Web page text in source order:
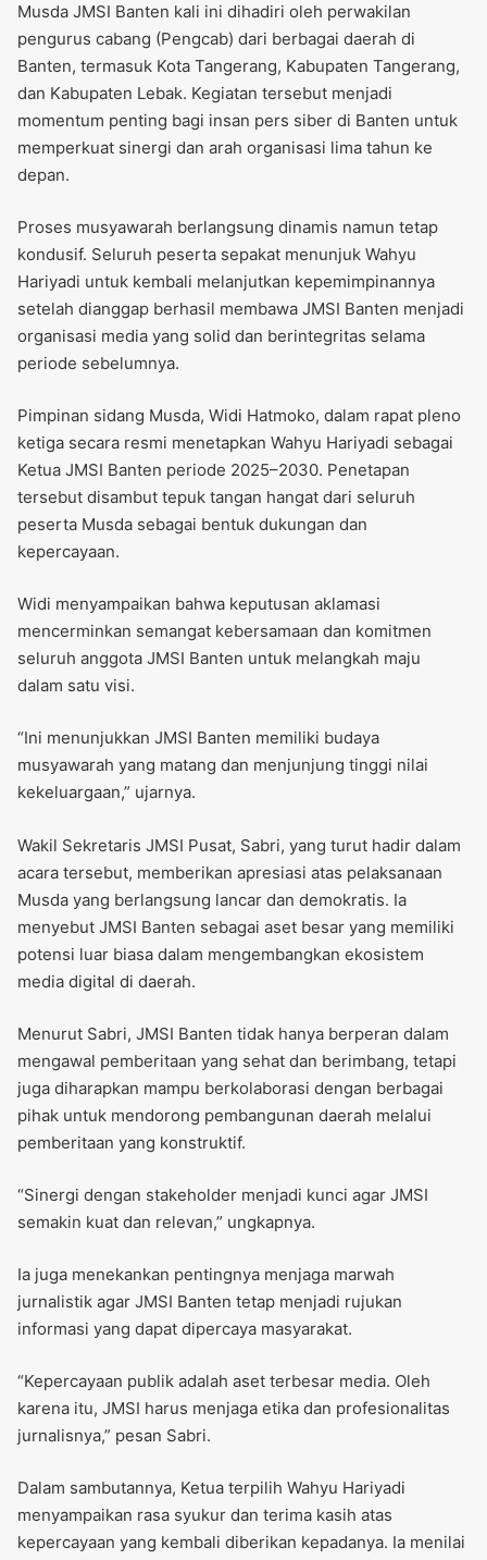
Musda JMSI Banten kali ini dihadiri oleh perwakilan
pengurus cabang (Pengcab) dari berbagai daerah di
Banten, termasuk Kota Tangerang, Kabupaten Tangerang,
dan Kabupaten Lebak. Kegiatan tersebut menjadi
momentum penting bagi insan pers siber di Banten untuk
memperkuat sinergi dan arah organisasi lima tahun ke
depan.
Proses musyawarah berlangsung dinamis namun tetap
kondusif. Seluruh peserta sepakat menunjuk Wahyu
Hariyadi untuk kembali melanjutkan kepemimpinannya
setelah dianggap berhasil membawa JMSI Banten menjadi
organisasi media yang solid dan berintegritas selama
periode sebelumnya.
Pimpinan sidang Musda, Widi Hatmoko, dalam rapat pleno
ketiga secara resmi menetapkan Wahyu Hariyadi sebagai
Ketua JMSI Banten periode 2025–2030. Penetapan
tersebut disambut tepuk tangan hangat dari seluruh
peserta Musda sebagai bentuk dukungan dan
kepercayaan.
Widi menyampaikan bahwa keputusan aklamasi
mencerminkan semangat kebersamaan dan komitmen
seluruh anggota JMSI Banten untuk melangkah maju
dalam satu visi.
“Ini menunjukkan JMSI Banten memiliki budaya
musyawarah yang matang dan menjunjung tinggi nilai
kekeluargaan,” ujarnya.
Wakil Sekretaris JMSI Pusat, Sabri, yang turut hadir dalam
acara tersebut, memberikan apresiasi atas pelaksanaan
Musda yang berlangsung lancar dan demokratis. Ia
menyebut JMSI Banten sebagai aset besar yang memiliki
potensi luar biasa dalam mengembangkan ekosistem
media digital di daerah.
Menurut Sabri, JMSI Banten tidak hanya berperan dalam
mengawal pemberitaan yang sehat dan berimbang, tetapi
juga diharapkan mampu berkolaborasi dengan berbagai
pihak untuk mendorong pembangunan daerah melalui
pemberitaan yang konstruktif.
“Sinergi dengan stakeholder menjadi kunci agar JMSI
semakin kuat dan relevan,” ungkapnya.
Ia juga menekankan pentingnya menjaga marwah
jurnalistik agar JMSI Banten tetap menjadi rujukan
informasi yang dapat dipercaya masyarakat.
“Kepercayaan publik adalah aset terbesar media. Oleh
karena itu, JMSI harus menjaga etika dan profesionalitas
jurnalisnya,” pesan Sabri.
Dalam sambutannya, Ketua terpilih Wahyu Hariyadi
menyampaikan rasa syukur dan terima kasih atas
kepercayaan yang kembali diberikan kepadanya. Ia menilai